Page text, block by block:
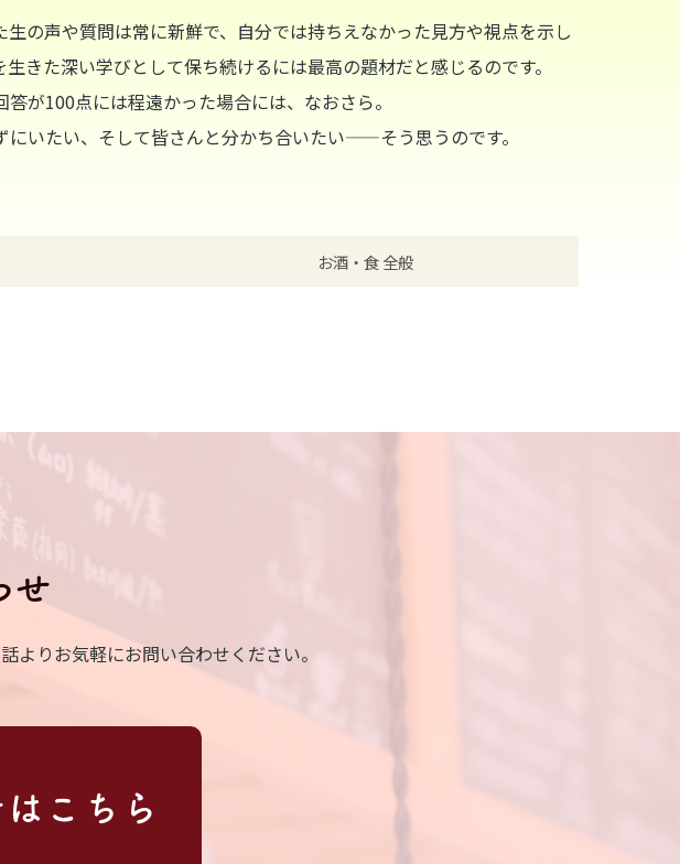
の声や質問は常に新鮮で、自分では持ちえなかった見方や視点を示し
きた深い学びとして保ち続けるには最高の題材だと感じるのです。
が100点には程遠かった場合には、なおさら。
いたい、そして皆さんと分かち合いたい——そう思うのです。
お酒・食 全般
せ
よりお気軽にお問い合わせください。
こちら